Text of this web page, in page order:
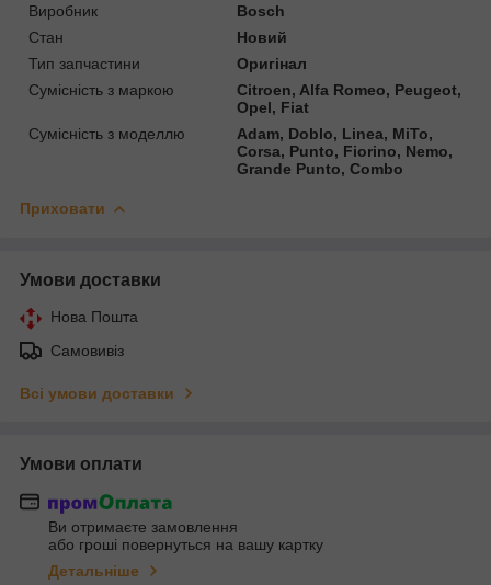
Виробник
Bosch
Стан
Новий
Тип запчастини
Оригінал
Сумісність з маркою
Citroen, Alfa Romeo, Peugeot,
Opel, Fiat
Сумісність з моделлю
Adam, Doblo, Linea, MiTo,
Corsa, Punto, Fiorino, Nemo,
Grande Punto, Combo
Приховати
Умови доставки
Нова Пошта
Самовивіз
Всі умови доставки
Умови оплати
Ви отримаєте замовлення
або гроші повернуться на вашу картку
Детальніше